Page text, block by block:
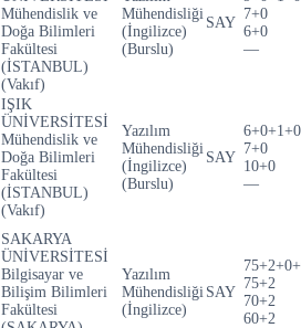
Mühendislik ve
Doğa Bilimleri
Fakültesi
(İSTANBUL)
(Vakıf)
Mühendisliği
(İngilizce)
(Burslu)
SAY
7+0
6+0
—
IŞIK
ÜNİVERSİTESİ
Mühendislik ve
Doğa Bilimleri
Fakültesi
(İSTANBUL)
(Vakıf)
Yazılım
Mühendisliği
(İngilizce)
(Burslu)
SAY
7+0
10+0
—
SAKARYA
ÜNİVERSİTESİ
Bilgisayar ve
Bilişim Bilimleri
Fakültesi
Yazılım
Mühendisliği
(İngilizce)
SAY
75+2
70+2
60+2